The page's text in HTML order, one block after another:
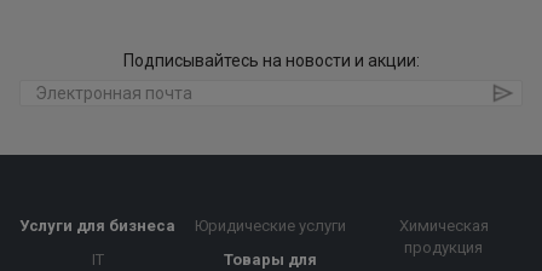
Подписывайтесь на новости и акции:
Услуги для бизнеса
IT
Юридические услуги
Товары для
Химическая
продукция